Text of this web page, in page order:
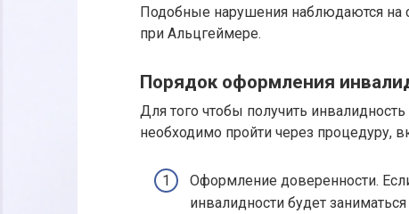
Подобные нарушения наблюдаются на
при Альцгеймере.
Порядок оформления
Для того чтобы получить
необходимо пройти через процедуру,
Оформление доверенности.
инвалидности будет